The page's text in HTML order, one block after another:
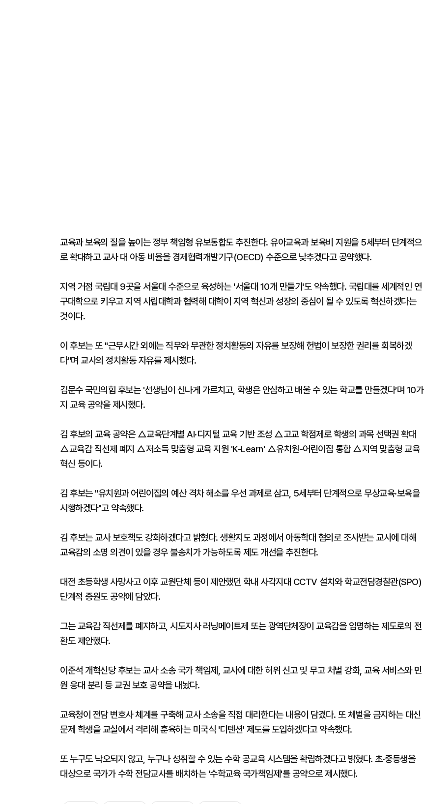
교육과 보육의 질을 높이는 정부 책임형 유보통합도 추진한다. 유아교육과 보육비 지원을 5세부터 단계적으
로 확대하고 교사 대 아동 비율을 경제협력개발기구(OECD) 수준으로 낮추겠다고 공약했다.
지역 거점 국립대 9곳을 서울대 수준으로 육성하는 '서울대 10개 만들기'도 약속했다. 국립대를 세계적인 연
구대학으로 키우고 지역 사립대학과 협력해 대학이 지역 혁신과 성장의 중심이 될 수 있도록 혁신하겠다는
것이다.
이 후보는 또 "근무시간 외에는 직무와 무관한 정치활동의 자유를 보장해 헌법이 보장한 권리를 회복하겠
다"며 교사의 정치활동 자유를 제시했다.
김문수 국민의힘 후보는 '선생님이 신나게 가르치고, 학생은 안심하고 배울 수 있는 학교를 만들겠다'며 10가
지 교육 공약을 제시했다.
김 후보의 교육 공약은 △교육단계별 AI·디지털 교육 기반 조성 △고교 학점제로 학생의 과목 선택권 확대
△교육감 직선제 폐지 △저소득 맞춤형 교육 지원 'K-Learn' △유치원-어린이집 통합 △지역 맞춤형 교육
혁신 등이다.
김 후보는 "유치원과 어린이집의 예산 격차 해소를 우선 과제로 삼고, 5세부터 단계적으로 무상교육·보육을
시행하겠다"고 약속했다.
김 후보는 교사 보호책도 강화하겠다고 밝혔다. 생활지도 과정에서 아동학대 혐의로 조사받는 교사에 대해
교육감의 소명 의견이 있을 경우 불송치가 가능하도록 제도 개선을 추진한다.
대전 초등학생 사망사고 이후 교원단체 등이 제안했던 학내 사각지대 CCTV 설치와 학교전담경찰관(SPO)
단계적 증원도 공약에 담았다.
그는 교육감 직선제를 폐지하고, 시도지사 러닝메이트제 또는 광역단체장이 교육감을 임명하는 제도로의 전
환도 제안했다.
이준석 개혁신당 후보는 교사 소송 국가 책임제, 교사에 대한 허위 신고 및 무고 처벌 강화, 교육 서비스와 민
원 응대 분리 등 교권 보호 공약을 내놨다.
교육청이 전담 변호사 체계를 구축해 교사 소송을 직접 대리한다는 내용이 담겼다. 또 체벌을 금지하는 대신
문제 학생을 교실에서 격리해 훈육하는 미국식 '디텐션' 제도를 도입하겠다고 약속했다.
또 누구도 낙오되지 않고, 누구나 성취할 수 있는 수학 공교육 시스템을 확립하겠다고 밝혔다. 초·중등생을
대상으로 국가가 수학 전담교사를 배치하는 '수학교육 국가책임제'를 공약으로 제시했다.